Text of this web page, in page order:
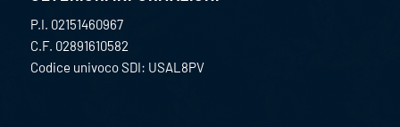
P.I. 02151460967
C.F. 02891610582
Codice univoco SDI: USAL8PV